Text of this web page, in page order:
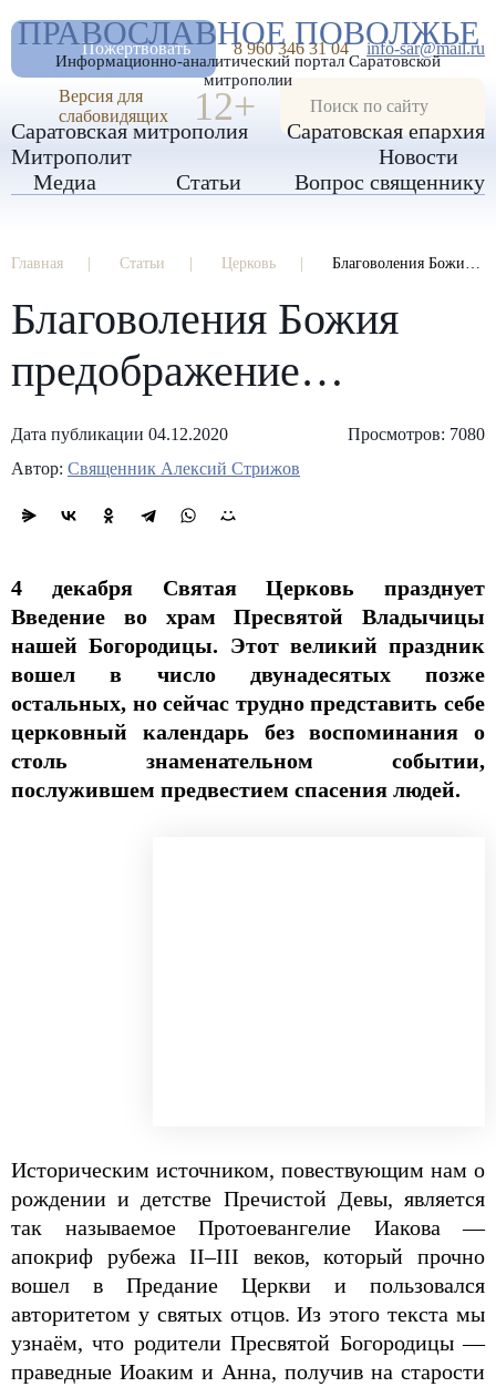
РАЗМЕР ШРИФТА А А А
ИЗОБРАЖЕНИЯ
ПРАВОСЛАВНОЕ ПОВОЛЖЬЕ
Информационно-аналитический портал Саратовской
митрополии
Пожертвовать 8 960 346 31 04 info-sar@mail.ru
Версия для
слабовидящих
12+
Саратовская митрополия
Саратовская епархия
Митрополит
Новости
Медиа
Статьи Вопрос священнику
Главная Статьи Церковь Благоволения Божия предображение…
Благоволения Божия
предображение…
Дата публикации 04.12.2020
Просмотров: 7080
Автор: Священник Алексий Стрижов
4 декабря Святая Церковь празднует
Введение во храм Пресвятой Владычицы
нашей Богородицы. Этот великий праздник
вошел в число двунадесятых позже
остальных, но сейчас трудно представить себе
церковный календарь без воспоминания о
столь знаменательном событии,
послужившем предвестием спасения людей.
Историческим источником, повествующим нам о
рождении и детстве Пречистой Девы, является
так называемое Протоевангелие Иакова —
апокриф рубежа II–III веков, который прочно
вошел в Предание Церкви и пользовался
авторитетом у святых отцов. Из этого текста мы
узнаём, что родители Пресвятой Богородицы —
праведные Иоаким и Анна, получив на старости